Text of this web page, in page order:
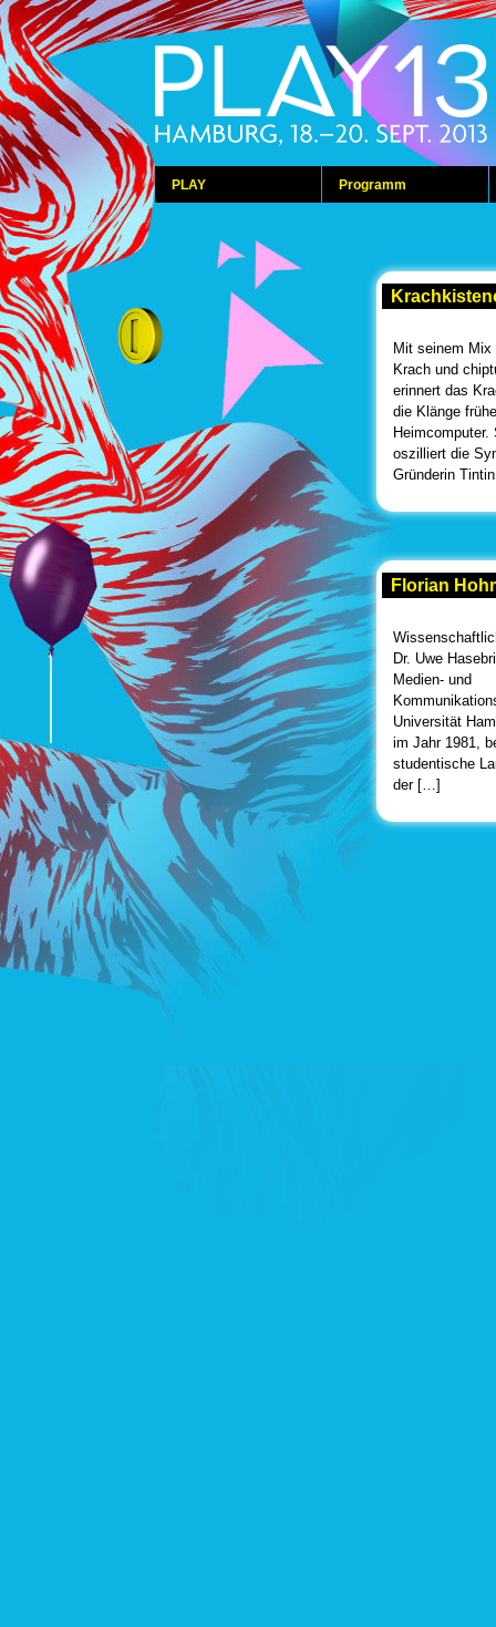
PLAY Programm
Mit seinem
Krach und
erinnert das
die Klänge
Heimcomputer.
oszilliert die
Gründerin
Florian
Dr. Uwe
Medien- und
Universität
im Jahr 1981,
studentische
der […]